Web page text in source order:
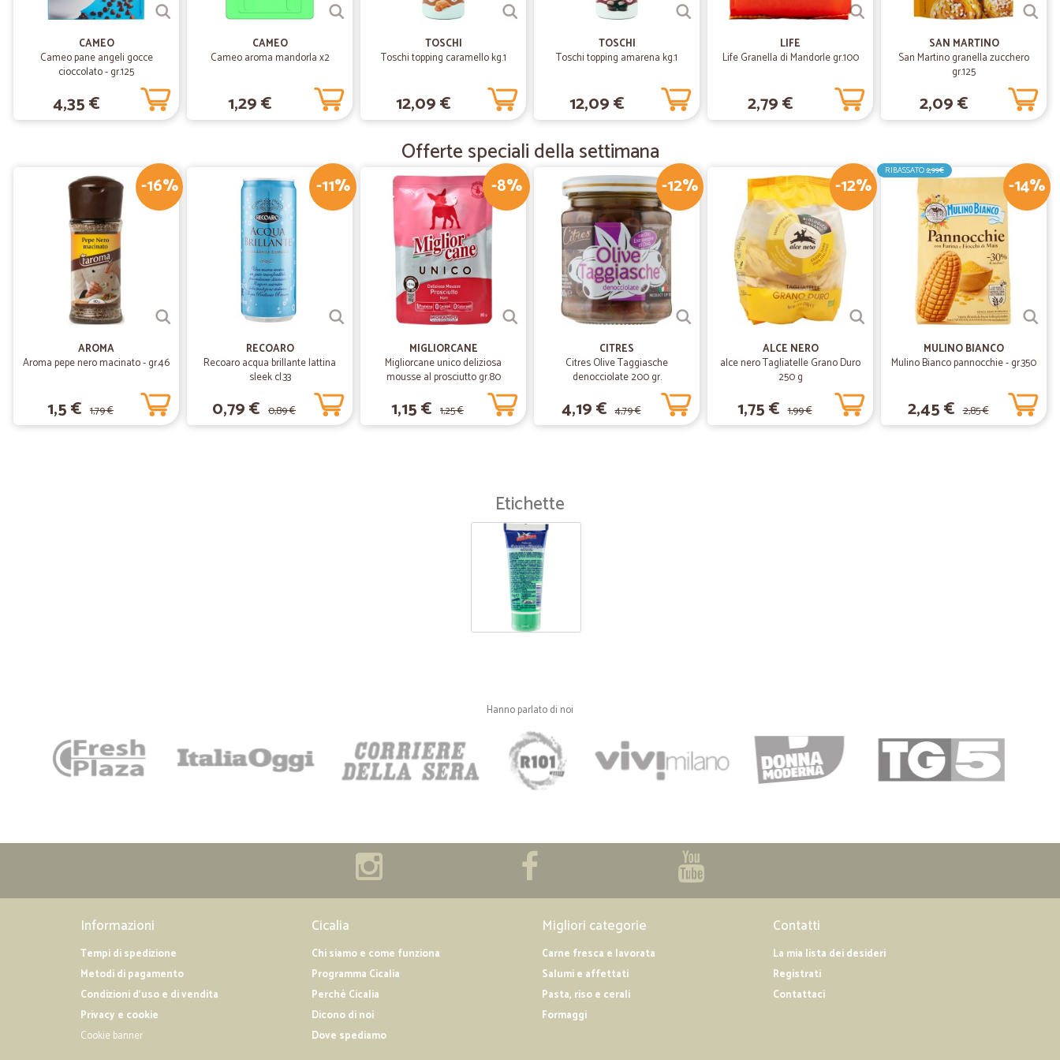
02/04/2020
Mario V.
ottimo servizio
ottimo servizio
01/10/2019
Claudio L.
ok tutto perfetto
18/07/2019
—Giorgio R.
Ottimo servizio
Ottimo servizio, rapido e pronti e disponibili al telefono per risolvere qualsiasi problema
CAMEO
Cameo pane angeli gocce
cioccolato - gr.125
4,35 €
CAMEO
Cameo aroma mandorla x2
1,29 €
TOSCHI
Toschi topping caramello kg.1
12,09 €
TOSCHI
Toschi topping amarena kg.1
12,09 €
LIFE
Life Granella di Mandorle gr.100
2,79 €
SAN MARTINO
San Martino granella zucchero
gr.125
2,09 €
Offerte speciali della settimana
-16%
AROMA
Aroma pepe nero macinato - gr.46
1,5 € 1,79 €
-11%
RECOARO
Recoaro acqua brillante lattina
sleek cl.33
0,79 € 0,89 €
-8%
MIGLIORCANE
Migliorcane unico deliziosa
mousse al prosciutto gr.80
1,15 € 1,25 €
-12%
CITRES
Citres Olive Taggiasche
denocciolate 200 gr.
4,19 € 4,79 €
-12%
ALCE NERO
alce nero Tagliatelle Grano Duro
250 g
1,75 € 1,99 €
-14%
RIBASSATO2,99€
MULINO BIANCO
Mulino Bianco pannocchie - gr.350
2,45 € 2,85 €
Etichette
Hanno parlato di noi
Informazioni
Tempi di spedizione
Metodi di pagamento
Condizioni d'uso e di vendita
Privacy e cookie
Cookie banner
Cicalia
Chi siamo e come funziona
Programma Cicalia
Perché Cicalia
Dicono di noi
Dove spediamo
Migliori categorie
Carne fresca e lavorata
Salumi e affettati
Pasta, riso e cerali
Formaggi
Contatti
La mia lista dei desideri
Registrati
Contattaci